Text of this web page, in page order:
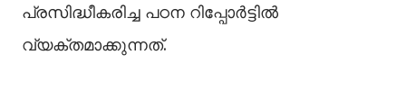
പ്രസിദ്ധീകരിച്ച പഠന റിപ്പോർട്ടില്‍
വ്യക്തമാക്കുന്നത്.